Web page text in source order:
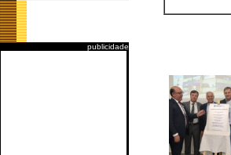
publicidade